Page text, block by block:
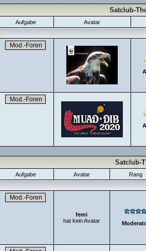
Satclub-
Aufgabe
Avatar
Satclub-
Aufgabe Avatar
Rang
femi
hat kein Avatar